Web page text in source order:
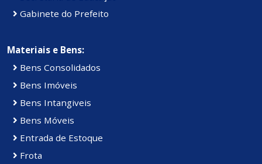
Gabinete do Prefeito
Materiais e Bens:
Bens Consolidados
Bens Imóveis
Bens Intangiveis
Bens Móveis
Entrada de Estoque
Frota